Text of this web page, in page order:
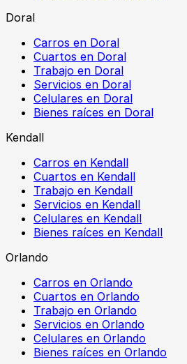
Doral
Carros en Doral
Cuartos en Doral
Trabajo en Doral
Servicios en Doral
Celulares en Doral
Bienes raíces en Doral
Kendall
Carros en Kendall
Cuartos en Kendall
Trabajo en Kendall
Servicios en Kendall
Celulares en Kendall
Bienes raíces en Kendall
Orlando
Carros en Orlando
Cuartos en Orlando
Trabajo en Orlando
Servicios en Orlando
Celulares en Orlando
Bienes raíces en Orlando